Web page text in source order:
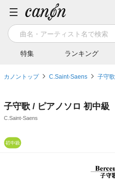
特集 ランキング
カノントップ C.Saint-Saens 子守歌
子守歌 / ピアノソロ 初中級
C.Saint-Saens